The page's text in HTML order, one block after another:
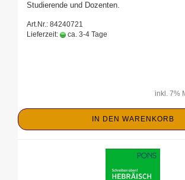
Studierende und Dozenten.
Art.Nr.: 84240721
Lieferzeit:
ca. 3-4 Tage
inkl. 7%
IN DEN WARENKORB